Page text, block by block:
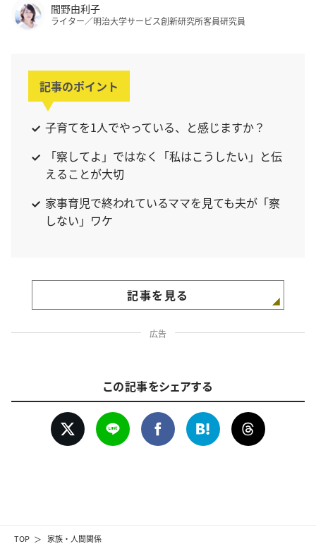
TOP 家族・人間関係
間野由利子
ライター／明治大学サービス創新研究所客員研究員
記事のポイント
子育てを1人でやっている、と感じますか？
「察してよ」ではなく「私はこうしたい」と伝
えることが大切
家事育児で終われているママを見ても夫が「察
しない」ワケ
記事を見る
広告
この記事をシェアする